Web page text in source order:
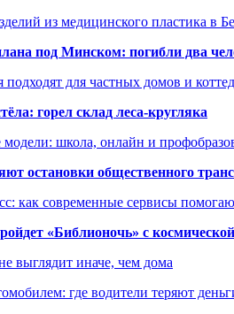
из медицинского пластика в
под Минском: погибли два
для частных домов и
горел склад леса-кругляка
модели: школа, онлайн и
остановки общественного
как современные сервисы
«Библионочь» с
выглядит иначе, чем дома
где водители теряют